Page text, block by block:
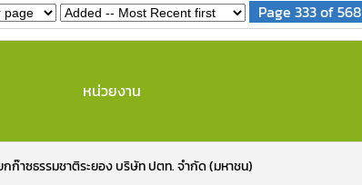
Page 333 of 568
หน่วยงาน
กก๊าซธรรมชาติระยอง บริษัท ปตท. จำกัด (มหาชน)